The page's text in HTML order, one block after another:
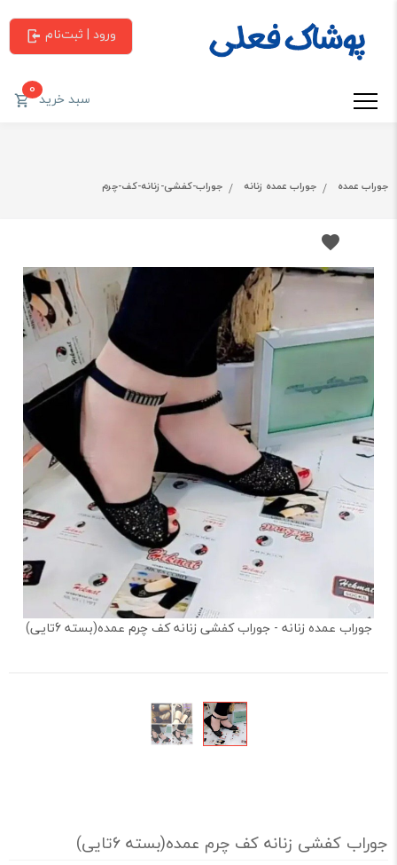
ورود | ثبت‌نام
سبد خرید0
جوراب عمده جوراب عمده زنانه جوراب-کفشی-زنانه-کف-چرم
جوراب عمده زنانه - جوراب کفشی زنانه کف چرم عمده(بسته 6تایی)
جوراب کفشی زنانه کف چرم عمده(بسته 6تایی)